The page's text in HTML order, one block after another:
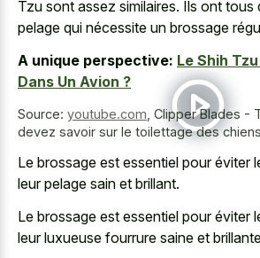
Tzu sont assez similaires. Ils ont tous
pelage qui nécessite un brossage
A unique perspective: Le Shih
Dans Un Avion ?
Source: youtube.com Clipper Blades -
devez savoir sur le toilettage des chiens
Le brossage est essentiel pour éviter
leur pelage sain et brillant.
Le brossage est essentiel pour éviter
leur luxueuse fourrure saine et